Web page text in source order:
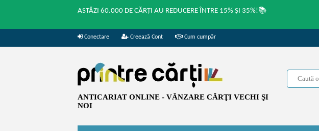
ASTĂZI 60.000 DE CĂRȚI AU REDUCERE ÎNTRE 15% ȘI 35%!📚
Conectare Creează Cont Cum cumpăr
ANTICARIAT ONLINE - VÂNZARE CĂRŢI VECHI ŞI
NOI